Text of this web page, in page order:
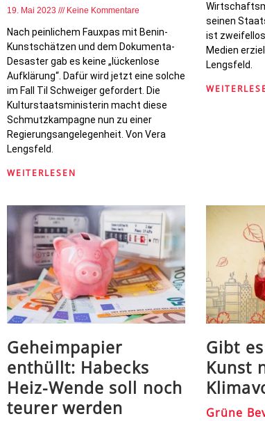
19. Mai 2023 Keine Kommentare
Nach peinlichem Fauxpas mit Benin-
Kunstschätzen und dem Dokumenta-
Desaster gab es keine „lückenlose
Aufklärung“. Dafür wird jetzt eine solche
im Fall Til Schweiger gefordert. Die
Kulturstaatsministerin macht diese
Schmutzkampagne nun zu einer
Regierungsangelegenheit. Von Vera
Lengsfeld.
WEITERLESEN
seinen
ist
Medien
Lengsfeld.
Geheimpapier
enthüllt: Habecks
Heiz-Wende soll noch
teurer werden
Gibt
Kunst
Grüne